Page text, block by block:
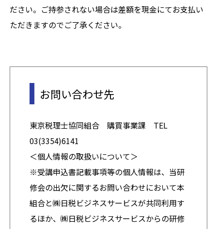
ださい。ご持参されない場合は差額を現金にてお支払い
ただきますのでご了承ください。
お問い合わせ先
東京税理士協同組合 購買事業課 TEL
03(3354)6141
＜個人情報の取扱いについて＞
※受講申込書記載事項等の個人情報は、当研
修会の出欠に関するお問い合わせにおいて本
組合と㈱日税ビジネスサービスが共同利用す
るほか、㈱日税ビジネスサービスからの研修